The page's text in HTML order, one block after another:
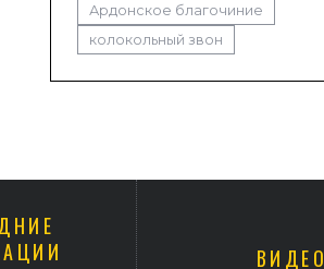
Ардонское благочиние
колокольный звон
ВИДЕО